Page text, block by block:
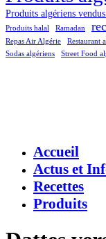
Produits algériens
Produits halal Ramadan
Repas Air Algérie
Restaurant
Sodas algériens Street Food
Accueil
Actus et
Recettes
Produits